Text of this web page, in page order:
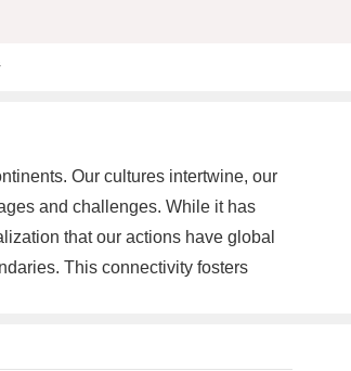
Our cultures intertwine, our
and challenges. While it has
that our actions have global
This connectivity fosters